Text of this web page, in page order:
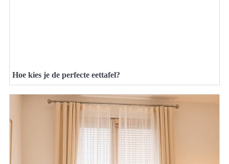
Hoe kies je de perfecte eettafel?